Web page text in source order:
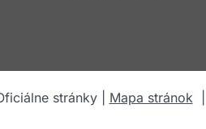
stránky | Mapa stránok|